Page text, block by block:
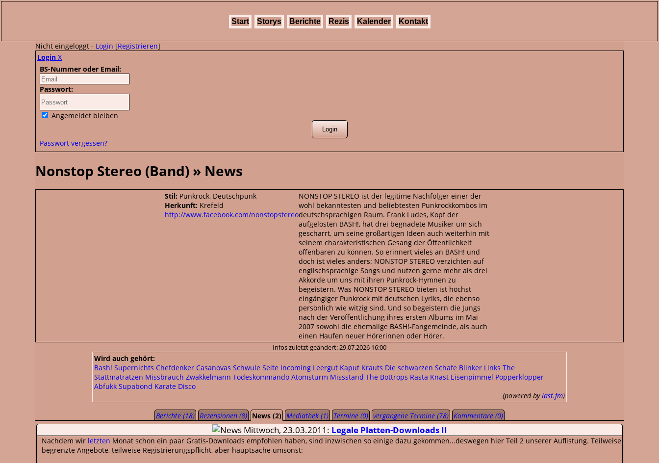
Start Storys Berichte Rezis Kalender Kontakt
Nicht eingeloggt - Login [Registrieren]
Login X
BS-Nummer oder Email:
Passwort:
Angemeldet bleiben
Passwort vergessen?
Nonstop Stereo (Band) » News
Stil: Punkrock, Deutschpunk
Herkunft: Krefeld
http://www.facebook.com/nonstopstereo
NONSTOP STEREO ist der legitime Nachfolger einer der
wohl bekanntesten und beliebtesten Punkrockkombos im
deutschsprachigen Raum. Frank Ludes, Kopf der
aufgelösten BASH!, hat drei begnadete Musiker um sich
gescharrt, um seine großartigen Ideen auch weiterhin mit
seinem charakteristischen Gesang der Öffentlichkeit
offenbaren zu können. So erinnert vieles an BASH! und
doch ist vieles anders: NONSTOP STEREO verzichten auf
englischsprachige Songs und nutzen gerne mehr als drei
Akkorde um uns mit ihren Punkrock-Hymnen zu
begeistern. Was NONSTOP STEREO bieten ist höchst
eingängiger Punkrock mit deutschen Lyriks, die ebenso
persönlich wie witzig sind. Und so begeistern die Jungs
nach der Veröffentlichung ihres ersten Albums im Mai
2007 sowohl die ehemalige BASH!-Fangemeinde, als auch
einen Haufen neuer Hörerinnen oder Hörer.
Infos zuletzt geändert: 29.07.2026 16:00
Wird auch gehört:
Bash! Supernichts Chefdenker Casanovas Schwule Seite Incoming Leergut Kaput Krauts Die schwarzen Schafe Blinker Links The
Stattmatratzen Missbrauch Zwakkelmann Todeskommando Atomsturm Missstand The Bottrops Rasta Knast Eisenpimmel Popperklopper
Abfukk Supabond Karate Disco
(powered bylast.fm)
Berichte (18) Rezensionen (8) News (2) Mediathek (1) Termine (0) vergangene Termine (78) Kommentare (0)
Mittwoch, 23.03.2011: Legale Platten-Downloads II
Nachdem wir letzten Monat schon ein paar Gratis-Downloads empfohlen haben, sind inzwischen so einige dazu gekommen...deswegen hier Teil 2 unserer Auflistung. Teilweise
begrenzte Angebote, teilweise Registrierungspflicht, aber hauptsache umsonst: